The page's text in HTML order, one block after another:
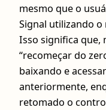
mesmo que o
Signal utilizando
Isso significa que,
“recomeçar do
baixando e
anteriormente,
retomado o